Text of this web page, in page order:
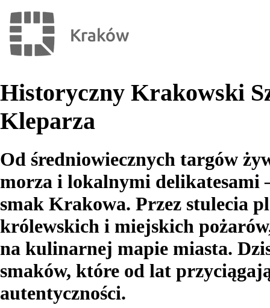
Historyczny Krakowski
Kleparza
Od średniowiecznych targów
morza i lokalnymi delikatesami
smak Krakowa. Przez stulecia
królewskich i miejskich
na kulinarnej mapie miasta.
smaków, które od lat
autentyczności.